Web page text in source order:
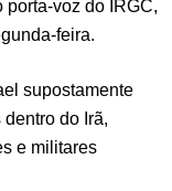
porta-voz do IRGC,
feira.
supostamente
do Irã,
e militares